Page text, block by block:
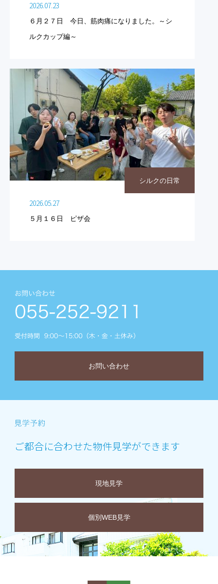
2026.07.23
６月２７日 今日、筋肉痛になりました。～シ
ルクカップ編～
シルクの日常
2026.05.27
５月１６日 ピザ会
お問い合わせ
ご都合に合わせた物件見学ができます
現地見学
個別WEB見学